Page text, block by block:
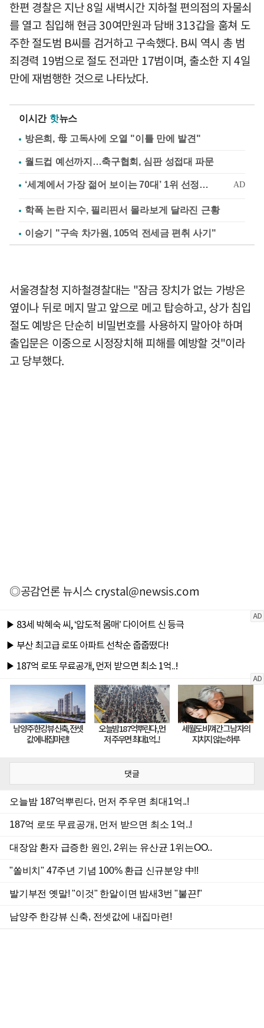
한편 경찰은 지난 8일 새벽시간 지하철 편의점의 자물쇠
를 열고 침입해 현금 30여만원과 담배 313갑을 훔쳐 도
주한 절도범 B씨를 검거하고 구속했다. B씨 역시 총 범
죄경력 19범으로 절도 전과만 17범이며, 출소한 지 4일
만에 재범행한 것으로 나타났다.
이시간 핫뉴스
방은희, 母 고독사에 오열 "이틀 만에 발견"
월드컵 예선까지…축구협회, 심판 성접대 파문
학폭 논란 지수, 필리핀서 몰라보게 달라진 근황
이승기 "구속 차가원, 105억 전세금 편취 사기"
서울경찰청 지하철경찰대는 "잠금 장치가 없는 가방은
옆이나 뒤로 메지 말고 앞으로 메고 탑승하고, 상가 침입
절도 예방은 단순히 비밀번호를 사용하지 말아야 하며
출입문은 이중으로 시정장치해 피해를 예방할 것"이라
고 당부했다.
◎공감언론 뉴시스crystal@newsis.com
댓글